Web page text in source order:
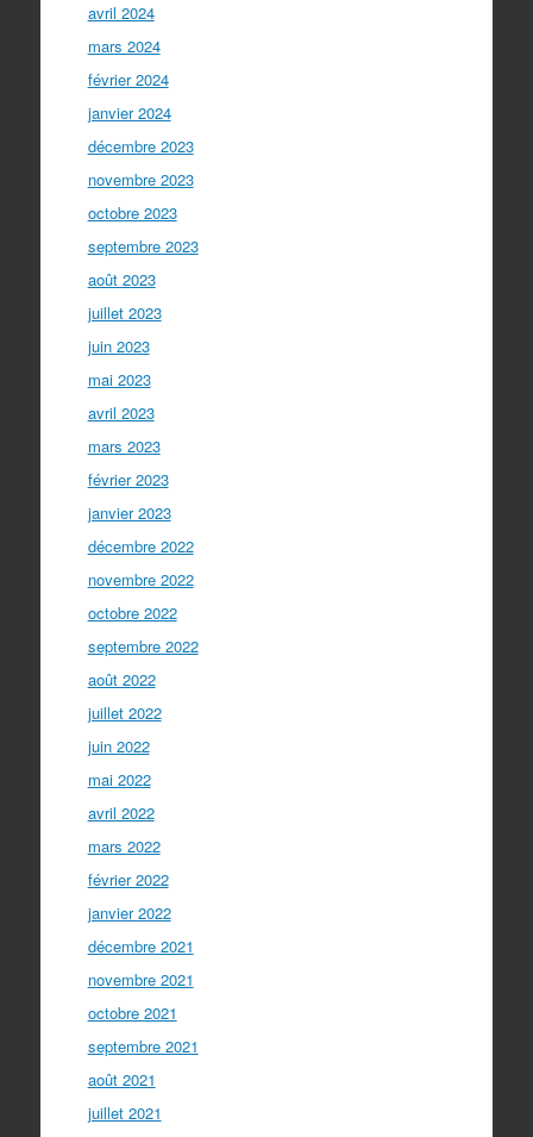
avril 2024
mars 2024
février 2024
janvier 2024
décembre 2023
novembre 2023
octobre 2023
septembre 2023
août 2023
juillet 2023
juin 2023
mai 2023
avril 2023
mars 2023
février 2023
janvier 2023
décembre 2022
novembre 2022
octobre 2022
septembre 2022
août 2022
juillet 2022
juin 2022
mai 2022
avril 2022
mars 2022
février 2022
janvier 2022
décembre 2021
novembre 2021
octobre 2021
septembre 2021
août 2021
juillet 2021